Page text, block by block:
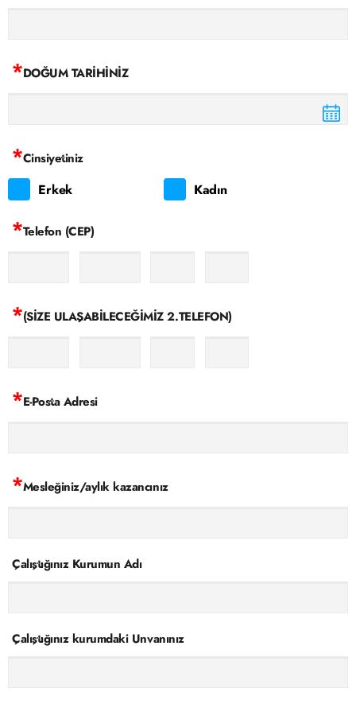
*DOĞUM TARİHİNİZ
*Cinsiyetiniz
Erkek Kadın
*Telefon (CEP)
*(SİZE ULAŞABİLECEĞİMİZ 2.TELEFON)
*E-Posta Adresi
*Mesleğiniz/aylık kazancınız
Çalıştığınız Kurumun Adı
Çalıştığınız kurumdaki Unvanınız